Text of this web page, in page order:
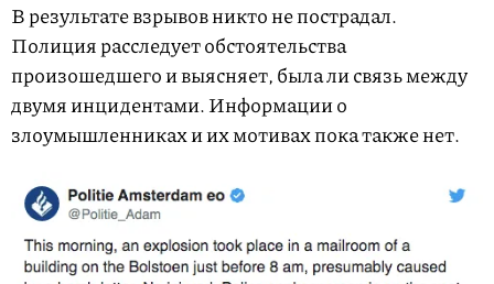
В результате взрывов никто не пострадал.
Полиция расследует обстоятельства
произошедшего и выясняет, была ли связь между
двумя инцидентами. Информации о
злоумышленниках и их мотивах пока также нет.